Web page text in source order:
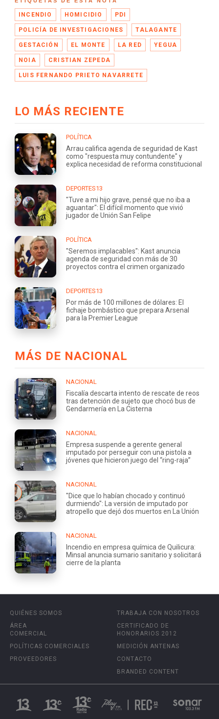
INCENDIO HOMICIDIO PDI
POLICÍA DE INVESTIGACIONES TALAGANTE
GESTACIÓN EL MONTE LA RED YEGUA
NOIA CRISTIAN ZEPEDA
LUIS FERNANDO PRIETO NAVARRETE
LO MÁS RECIENTE
POLÍTICA
Arrau califica agenda de seguridad de Kast
como "respuesta muy contundente" y
explica necesidad de reforma constitucional
DEPORTES13
"Tuve a mi hijo grave, pensé que no iba a
aguantar": El difícil momento que vivió
jugador de Unión San Felipe
POLÍTICA
"Seremos implacables": Kast anuncia
agenda de seguridad con más de 30
proyectos contra el crimen organizado
DEPORTES13
Por más de 100 millones de dólares: El
fichaje bombástico que prepara Arsenal
para la Premier League
MÁS DE NACIONAL
NACIONAL
Fiscalía descarta intento de rescate de reos
tras detención de sujeto que chocó bus de
Gendarmería en La Cisterna
NACIONAL
Empresa suspende a gerente general
imputado por perseguir con una pistola a
jóvenes que hicieron juego del “ring-raja”
NACIONAL
"Dice que lo habían chocado y continuó
durmiendo": La versión de imputado por
atropello que dejó dos muertos en La Unión
NACIONAL
Incendio en empresa química de Quilicura:
Minsal anuncia sumario sanitario y solicitará
cierre de la planta
QUIÉNES SOMOS
ÁREA
COMERCIAL
POLÍTICAS COMERCIALES
PROVEEDORES
TRABAJA CON NOSOTROS
CERTIFICADO DE
HONORARIOS 2012
MEDICIÓN ANTENAS
CONTACTO
BRANDED CONTENT